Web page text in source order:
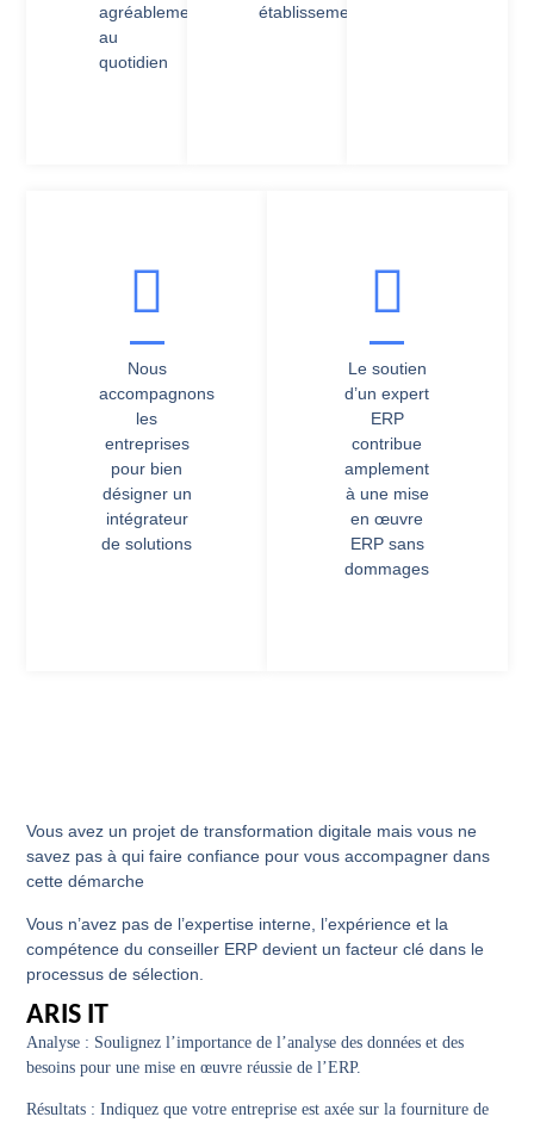
agréablement
au
quotidien
établissement
Nous
accompagnons
les
entreprises
pour bien
désigner un
intégrateur
de solutions
Le soutien
d’un expert
ERP
contribue
amplement
à une mise
en œuvre
ERP sans
dommages
Vous avez un projet de transformation digitale mais vous ne
savez pas à qui faire confiance pour vous accompagner dans
cette démarche
Vous n’avez pas de l’expertise interne, l’expérience et la
compétence du conseiller ERP devient un facteur clé dans le
processus de sélection.
ARIS IT
Analyse : Soulignez l’importance de l’analyse des données et des
besoins pour une mise en œuvre réussie de l’ERP.
Résultats : Indiquez que votre entreprise est axée sur la fourniture de